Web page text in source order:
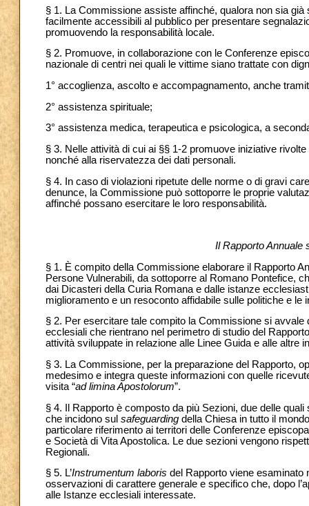
§ 1. La Commissione assiste affinché, qualora non sia
facilmente accessibili al pubblico per presentare
promuovendo la responsabilità locale.
§ 2. Promuove, in collaborazione con le Conferenze
nazionale di centri nei quali le vittime siano trattate con
1° accoglienza, ascolto e accompagnamento, anche
2° assistenza spirituale;
3° assistenza medica, terapeutica e psicologica, a
§ 3. Nelle attività di cui ai §§ 1-2 promuove iniziative
nonché alla riservatezza dei dati personali.
§ 4. In caso di violazioni ripetute delle norme o di gravi
denunce, la Commissione può sottoporre le proprie
affinché possano esercitare le loro responsabilità.
Il Rapporto Annuale
§ 1. È compito della Commissione elaborare il Rapporto
Persone Vulnerabili, da sottoporre al Romano Pontefice,
dai Dicasteri della Curia Romana e dalle istanze
miglioramento e un resoconto affidabile sulle politiche e
§ 2. Per esercitare tale compito la Commissione si
ecclesiali che rientrano nel perimetro di studio del
attività sviluppate in relazione alle Linee Guida e alle altre
§ 3. La Commissione, per la preparazione del Rapporto,
medesimo e integra queste informazioni con quelle
visita “ad limina Apostolorum”.
§ 4. Il Rapporto è composto da più Sezioni, due delle
che incidono sul safeguarding della Chiesa in tutto il
particolare riferimento ai territori delle Conferenze
e Società di Vita Apostolica. Le due sezioni vengono
Regionali.
§ 5. L’Instrumentum laboris del Rapporto viene esaminato
osservazioni di carattere generale e specifico che, dopo
alle Istanze ecclesiali interessate.